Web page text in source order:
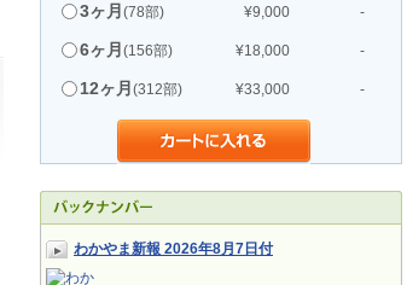
3ヶ月 (78部) ¥9,000 -
6ヶ月 (156部) ¥18,000 -
12ヶ月 (312部) ¥33,000 -
わかやま新報 2026年8月7日付